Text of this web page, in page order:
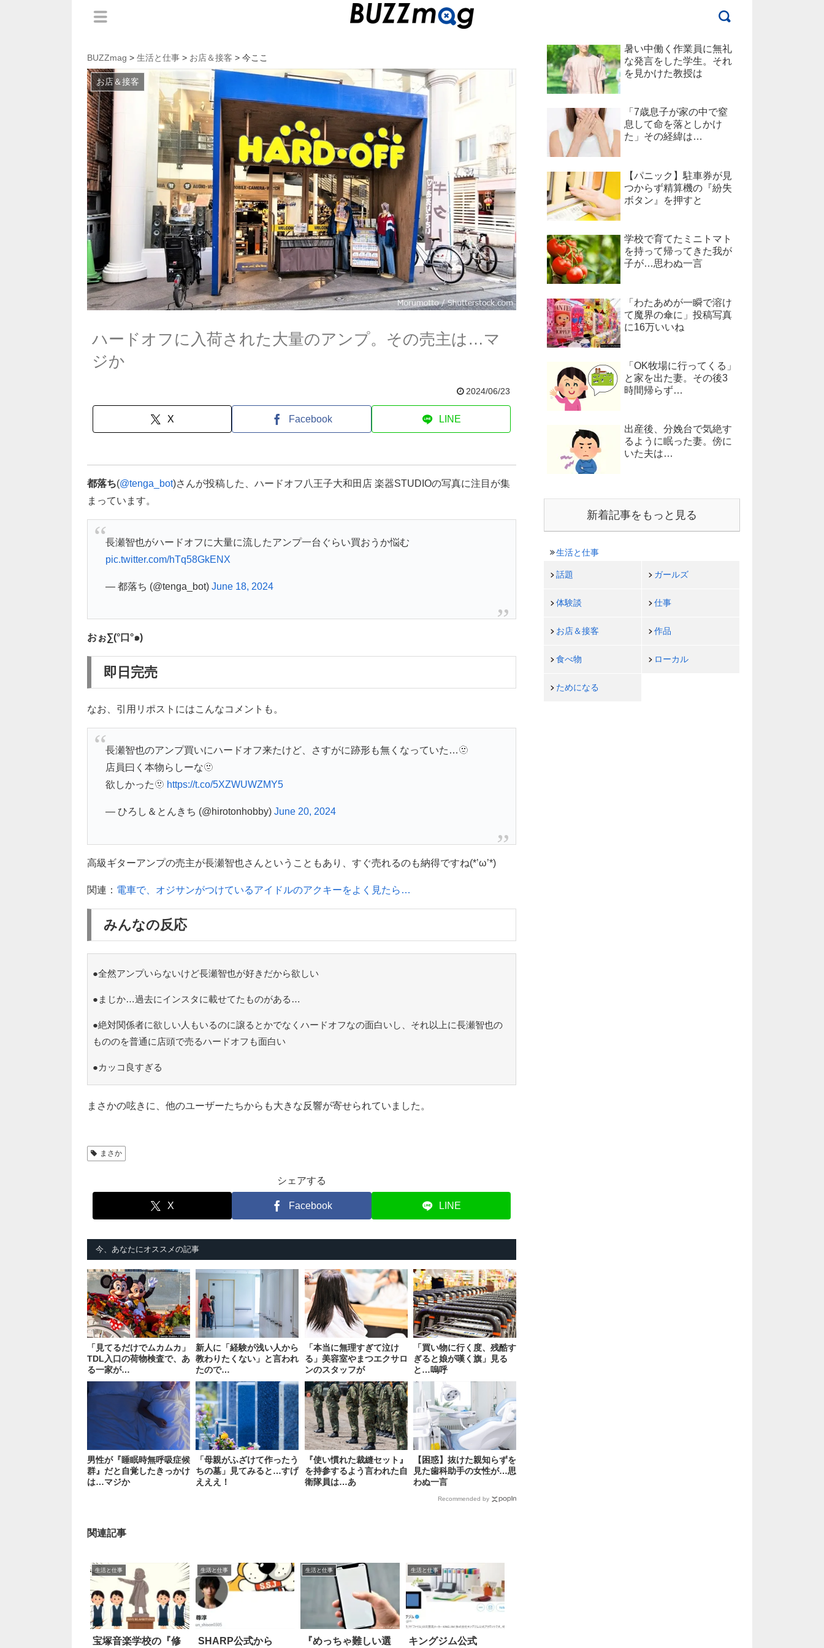
BUZZmag > 生活と仕事 > お店＆接客 > 今ここ
お店＆接客
ハードオフに入荷された大量のアンプ。その売主は…マ
ジか
2024/06/23
X Facebook LINE
都落ち(@tenga_bot)さんが投稿した、ハードオフ八王子大和田店 楽器STUDIOの写真に注目が集
まっています。
長瀬智也がハードオフに大量に流したアンプ一台ぐらい買おうか悩む
pic.twitter.com/hTq58GkENX
— 都落ち (@tenga_bot) June 18, 2024
おぉ∑(°口°๑)
即日完売
なお、引用リポストにはこんなコメントも。
長瀬智也のアンプ買いにハードオフ来たけど、さすがに跡形も無くなっていた…🫥
店員曰く本物らしーな🫥
欲しかった🫥 https://t.co/5XZWUWZMY5
— ひろし＆とんきち (@hirotonhobby) June 20, 2024
高級ギターアンプの売主が長瀬智也さんということもあり、すぐ売れるのも納得ですね(*’ω’*)
関連： 電車で、オジサンがつけているアイドルのアクキーをよく見たら…
みんなの反応
●全然アンプいらないけど長瀬智也が好きだから欲しい
●まじか…過去にインスタに載せてたものがある…
●絶対関係者に欲しい人もいるのに譲るとかでなくハードオフなの面白いし、それ以上に長瀬智也の
もののを普通に店頭で売るハードオフも面白い
●カッコ良すぎる
まさかの呟きに、他のユーザーたちからも大きな反響が寄せられていました。
まさか
シェアする
X Facebook LINE
今、あなたにオススメの記事
「見てるだけでムカムカ」
TDL入口の荷物検査で、あ
る一家が…
新人に「経験が浅い人から
教わりたくない」と言われ
たので…
「本当に無理すぎて泣け
る」美容室やまつエクサロ
ンのスタッフが
「買い物に行く度、残酷す
ぎると娘が嘆く旗」見る
と…嗚呼
男性が『睡眠時無呼吸症候
群』だと自覚したきっかけ
は…マジか
「母親がふざけて作ったう
ちの墓」見てみると…すげ
えええ！
『使い慣れた裁縫セット』
を持参するよう言われた自
衛隊員は…あ
【困惑】抜けた親知らずを
見た歯科助手の女性が…思
わぬ一言
Recommended by
関連記事
生活と仕事
宝塚音楽学校の『修
生活と仕事
SHARP公式から
生活と仕事
『めっちゃ難しい選
生活と仕事
キングジム公式
暑い中働く作業員に無礼
な発言をした学生。それ
を見かけた教授は
「7歳息子が家の中で窒
息して命を落としかけ
た」その経緯は…
【パニック】駐車券が見
つからず精算機の『紛失
ボタン』を押すと
学校で育てたミニトマト
を持って帰ってきた我が
子が…思わぬ一言
「わたあめが一瞬で溶け
て魔界の傘に」投稿写真
に16万いいね
「OK牧場に行ってくる」
と家を出た妻。その後3
時間帰らず…
出産後、分娩台で気絶す
るように眠った妻。傍に
いた夫は…
新着記事をもっと見る
生活と仕事
話題 ガールズ
体験談 仕事
お店＆接客 作品
食べ物 ローカル
ためになる